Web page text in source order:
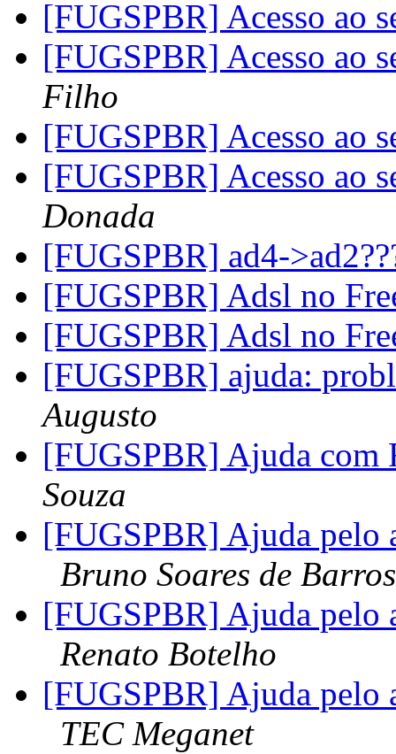
[FUGSPBR] Acesso ao
[FUGSPBR] Acesso ao
Filho
[FUGSPBR] Acesso ao
[FUGSPBR] Acesso ao
Donada
[FUGSPBR] ad4-
[FUGSPBR] Adsl no
[FUGSPBR] Adsl no
[FUGSPBR] ajuda:
Augusto
[FUGSPBR] Ajuda com
Souza
[FUGSPBR] Ajuda
Bruno Soares de Barros
[FUGSPBR] Ajuda
Renato Botelho
[FUGSPBR] Ajuda
TEC Meganet